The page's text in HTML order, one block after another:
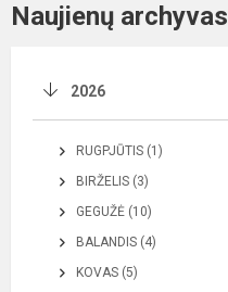
Naujienų archyvas
2026
RUGPJŪTIS (1)
BIRŽELIS (3)
GEGUŽĖ (10)
BALANDIS (4)
KOVAS (5)